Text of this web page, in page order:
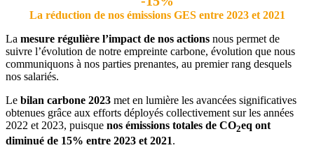
La réduction de nos émissions GES entre 2023 et 2021
La mesure régulière l’impact de nos actions nous permet de
suivre l’évolution de notre empreinte carbone, évolution que nous
communiquons à nos parties prenantes, au premier rang desquels
nos salariés.
Le bilan carbone 2023 met en lumière les avancées significatives
obtenues grâce aux efforts déployés collectivement sur les années
2022 et 2023, puisque nos émissions totales de CO2eq ont
diminué de 15% entre 2023 et 2021.